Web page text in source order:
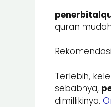
quran
Terlebih,
sebabnya,
dimillikinya.